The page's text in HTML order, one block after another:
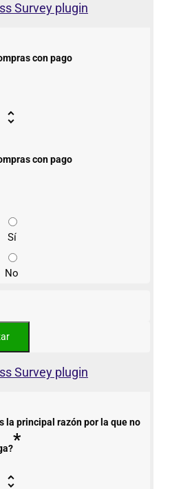
Survey plugin
con pago
con pago
Sí
No
Survey plugin
la principal razón por la que no
*